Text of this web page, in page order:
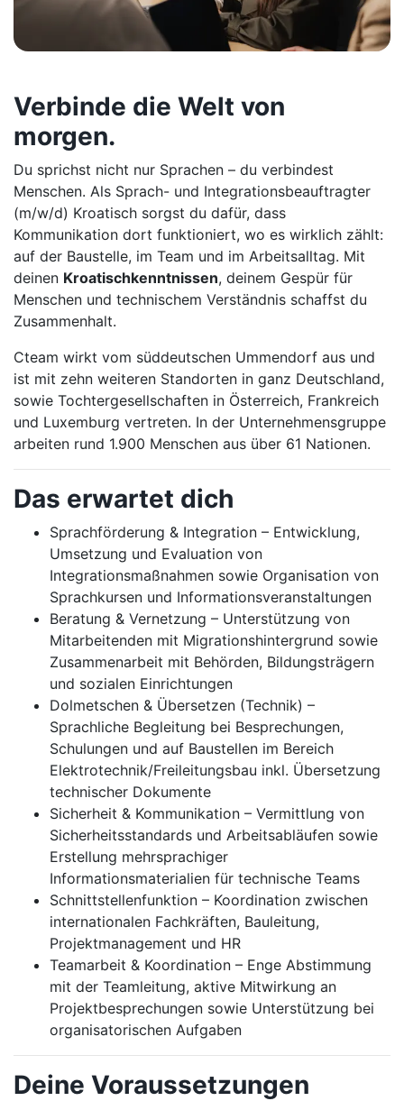
Verbinde die Welt von
morgen.
Du sprichst nicht nur Sprachen – du verbindest
Menschen. Als Sprach- und Integrationsbeauftragter
(m/w/d) Kroatisch sorgst du dafür, dass
Kommunikation dort funktioniert, wo es wirklich zählt:
auf der Baustelle, im Team und im Arbeitsalltag. Mit
deinen Kroatischkenntnissen, deinem Gespür für
Menschen und technischem Verständnis schaffst du
Zusammenhalt.
Cteam wirkt vom süddeutschen Ummendorf aus und
ist mit zehn weiteren Standorten in ganz Deutschland,
sowie Tochtergesellschaften in Österreich, Frankreich
und Luxemburg vertreten. In der Unternehmensgruppe
arbeiten rund 1.900 Menschen aus über 61 Nationen.
Das erwartet dich
Sprachförderung & Integration – Entwicklung,
Umsetzung und Evaluation von
Integrationsmaßnahmen sowie Organisation von
Sprachkursen und Informationsveranstaltungen
Beratung & Vernetzung – Unterstützung von
Mitarbeitenden mit Migrationshintergrund sowie
Zusammenarbeit mit Behörden, Bildungsträgern
und sozialen Einrichtungen
Dolmetschen & Übersetzen (Technik) –
Sprachliche Begleitung bei Besprechungen,
Schulungen und auf Baustellen im Bereich
Elektrotechnik/Freileitungsbau inkl. Übersetzung
technischer Dokumente
Sicherheit & Kommunikation – Vermittlung von
Sicherheitsstandards und Arbeitsabläufen sowie
Erstellung mehrsprachiger
Informationsmaterialien für technische Teams
Schnittstellenfunktion – Koordination zwischen
internationalen Fachkräften, Bauleitung,
Projektmanagement und HR
Teamarbeit & Koordination – Enge Abstimmung
mit der Teamleitung, aktive Mitwirkung an
Projektbesprechungen sowie Unterstützung bei
organisatorischen Aufgaben
Deine Voraussetzungen